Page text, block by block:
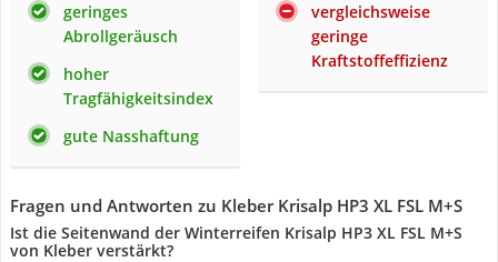
geringes
Abrollgeräusch
hoher
Tragfähigkeitsindex
gute Nasshaftung
vergleichsweise
geringe
Kraftstoffeffizienz
Fragen und Antworten zu Kleber Krisalp HP3 XL FSL M+S
Ist die Seitenwand der Winterreifen Krisalp HP3 XL FSL M+S
von Kleber verstärkt?